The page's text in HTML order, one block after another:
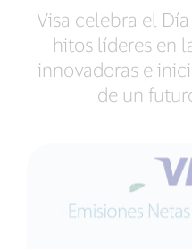
Visa celebra el
hitos líderes en
innovadoras e
de un